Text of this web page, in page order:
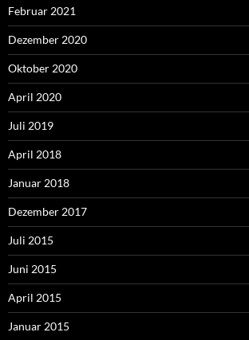
Februar 2021
Dezember 2020
Oktober 2020
April 2020
Juli 2019
April 2018
Januar 2018
Dezember 2017
Juli 2015
Juni 2015
April 2015
Januar 2015